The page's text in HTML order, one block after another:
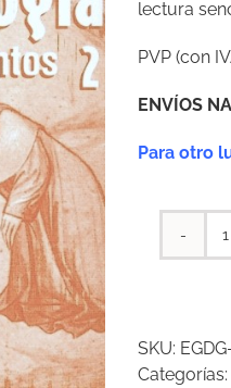
lectura
PVP (con
ENVÍOS
Para otro
SKU:
Categorías: